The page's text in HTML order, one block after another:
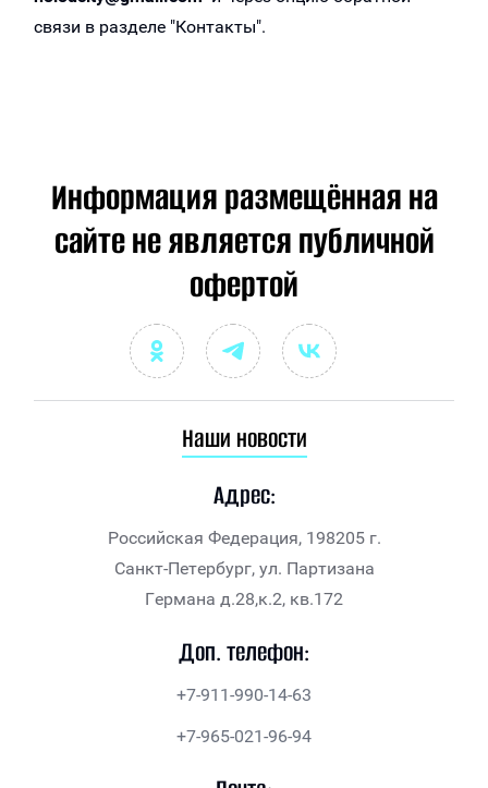
связи в разделе "Контакты".
Информация размещённая на
сайте не является публичной
офертой
Наши новости
Адрес:
Российская Федерация, 198205 г.
Санкт-Петербург, ул. Партизана
Германа д.28,к.2, кв.172
Доп. телефон:
+7-911-990-14-63
+7-965-021-96-94